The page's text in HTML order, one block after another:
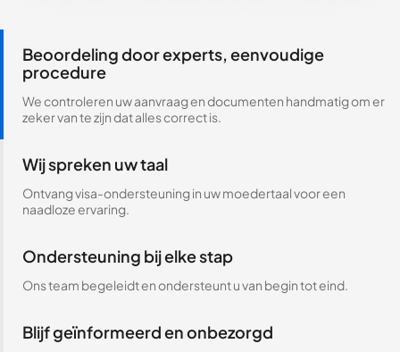
Beoordeling door experts, eenvoudige
procedure
We controleren uw aanvraag en documenten handmatig om er
zeker van te zijn dat alles correct is.
Wij spreken uw taal
Ontvang visa-ondersteuning in uw moedertaal voor een
naadloze ervaring.
Ondersteuning bij elke stap
Ons team begeleidt en ondersteunt u van begin tot eind.
Blijf geïnformeerd en onbezorgd